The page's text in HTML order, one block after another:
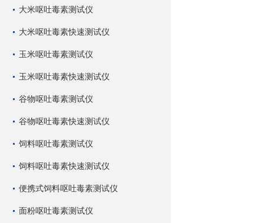
大米呕吐毒素测试仪
大米呕吐毒素快速测试仪
玉米呕吐毒素测试仪
玉米呕吐毒素快速测试仪
谷物呕吐毒素测试仪
谷物呕吐毒素快速测试仪
饲料呕吐毒素测试仪
饲料呕吐毒素快速测试仪
便携式饲料呕吐毒素测试仪
面粉呕吐毒素测试仪